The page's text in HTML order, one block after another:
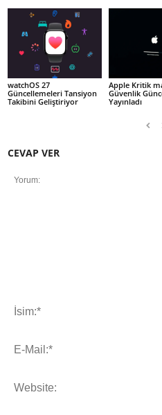
watchOS 27
Güncellemeleri Tansiyon
Takibini Geliştiriyor
Apple Kritik
Güvenlik
Yayınladı
CEVAP VER